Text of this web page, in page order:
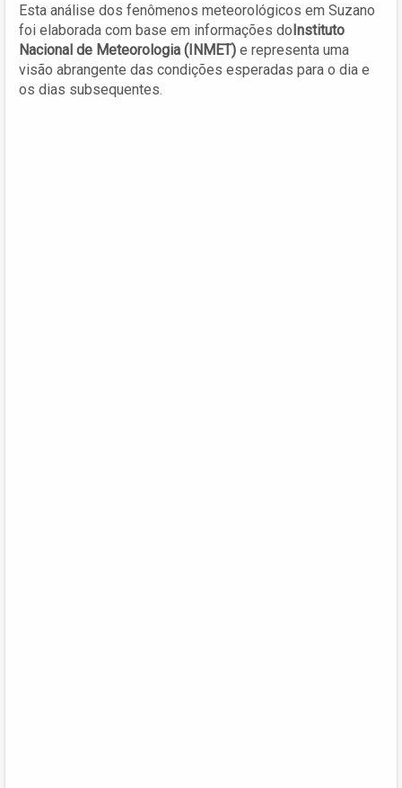
Esta análise dos fenômenos meteorológicos em Suzano
foi elaborada com base em informações doInstituto
Nacional de Meteorologia (INMET) e representa uma
visão abrangente das condições esperadas para o dia e
os dias subsequentes.